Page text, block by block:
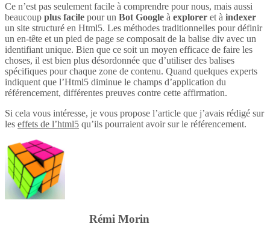
Ce n’est pas seulement facile à comprendre pour nous, mais aussi
beaucoup plus facile pour un Bot Google à explorer et à indexer
un site structuré en Html5. Les méthodes traditionnelles pour définir
un en-tête et un pied de page se composait de la balise div avec un
identifiant unique. Bien que ce soit un moyen efficace de faire les
choses, il est bien plus désordonnée que d’utiliser des balises
spécifiques pour chaque zone de contenu. Quand quelques experts
indiquent que l’Html5 diminue le champs d’application du
référencement, différentes preuves contre cette affirmation.
Si cela vous intéresse, je vous propose l’article que j’avais rédigé sur
les effets de l’html5 qu’ils pourraient avoir sur le référencement.
Rémi Morin